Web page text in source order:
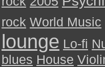
rock World Music
lounge Lo-fi
blues House